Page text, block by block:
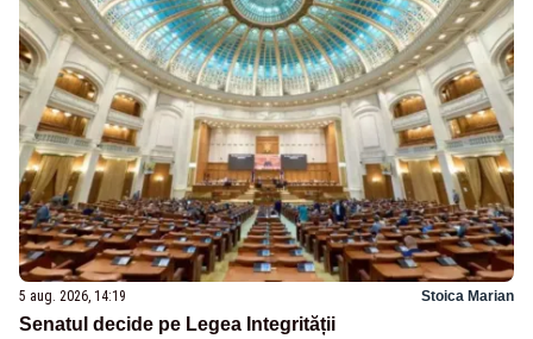
5 aug. 2026, 14:19 Stoica Marian
Senatul decide pe Legea Integrității